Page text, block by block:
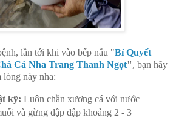
lần tới khi vào bếp nấu "Bí Quyết
Cá Nha Trang Thanh Ngọt", bạn hãy
lòng này nha:
kỹ: Luôn chần xương cá với nước
và gừng đập dập khoảng 2 - 3